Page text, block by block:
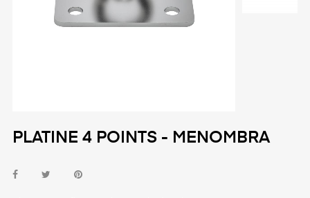
PLATINE 4 POINTS - MENOMBRA